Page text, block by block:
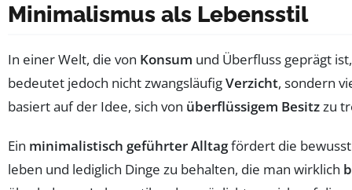
Minimalismus als Lebensstil
In einer Welt, die von Konsum und Überfluss geprägt
bedeutet jedoch nicht zwangsläufigVerzicht, sondern
basiert auf der Idee, sich von überflüssigem Besitzzu
Ein minimalistisch geführter Alltagfördert die
leben und lediglich Dinge zu behalten, die man wirklich